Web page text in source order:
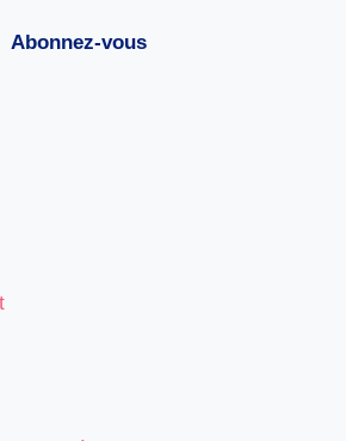
Abonnez-vous